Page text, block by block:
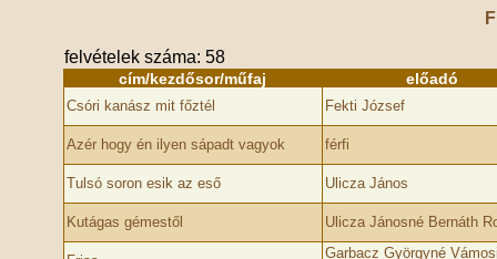
felvételek száma: 58
cím/kezdősor/műfaj előadó
Csóri kanász mit főztél Fekti József
Azér hogy én ilyen sápadt vagyok férfi
Tulsó soron esik az eső Ulicza János
Kutágas gémestől Ulicza Jánosné Bernáth
Garbacz Györgyné